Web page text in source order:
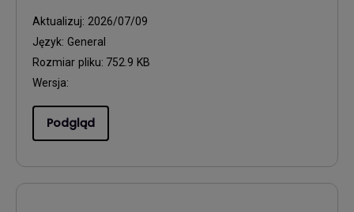
Aktualizuj: 2026/07/09
Język: General
Rozmiar pliku: 752.9 KB
Wersja:
Podgląd